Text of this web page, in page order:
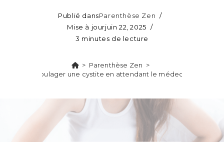
Publié dansParenthèse Zen
Mise à jourjuin 22, 2025
3 minutes de lecture
> Parenthèse Zen >
Soulager une cystite en attendant le médecin